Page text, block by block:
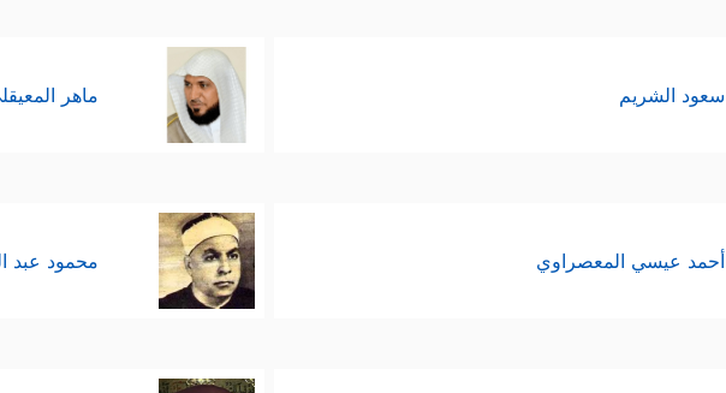
سعود الشريم ماهر
أحمد عيسي المعصراوي محمود عبد